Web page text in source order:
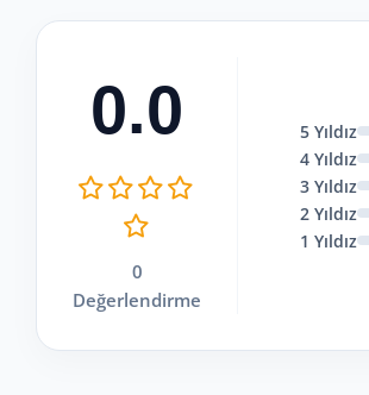
0.0
0
Değerlendirme
5 Yıldız
4 Yıldız
3 Yıldız
2 Yıldız
1 Yıldız